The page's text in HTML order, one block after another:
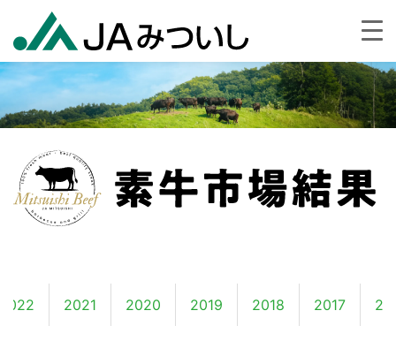
2022 2021 2020 2019 2018 2017